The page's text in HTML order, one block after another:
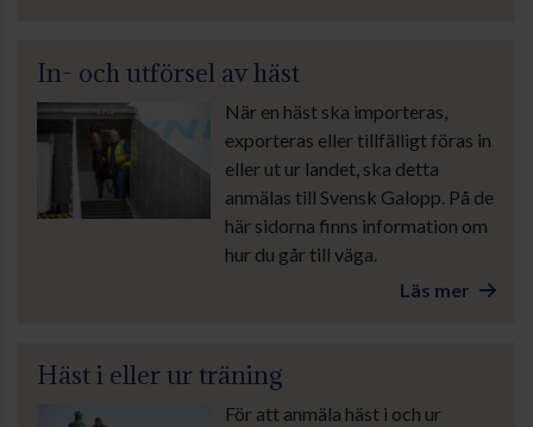
In- och utförsel av häst
När en häst ska importeras,
exporteras eller tillfälligt föras in
eller ut ur landet, ska detta
anmälas till Svensk Galopp. På de
här sidorna finns information om
hur du går till väga.
Läs mer
Häst i eller ur träning
För att anmäla häst i och ur